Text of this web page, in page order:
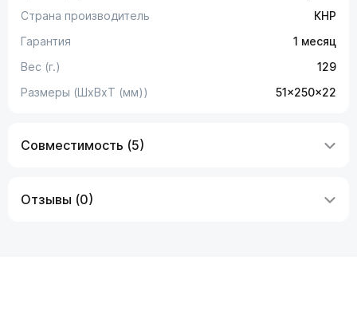
Страна производитель
КНР
Гарантия
1 месяц
Вес (г.)
129
Размеры (ШxВxТ (мм))
51x250x22
Совместимость (5)
Отзывы (0)